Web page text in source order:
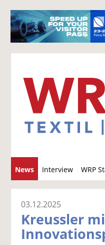
News Interview WRP
03.12.2025
Kreussler